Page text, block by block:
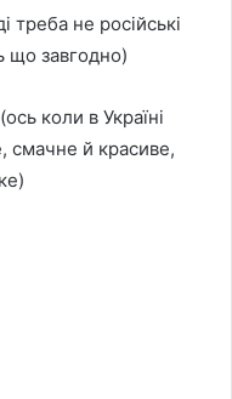
треба не російські
що завгодно)
коли в Україні
смачне й красиве,